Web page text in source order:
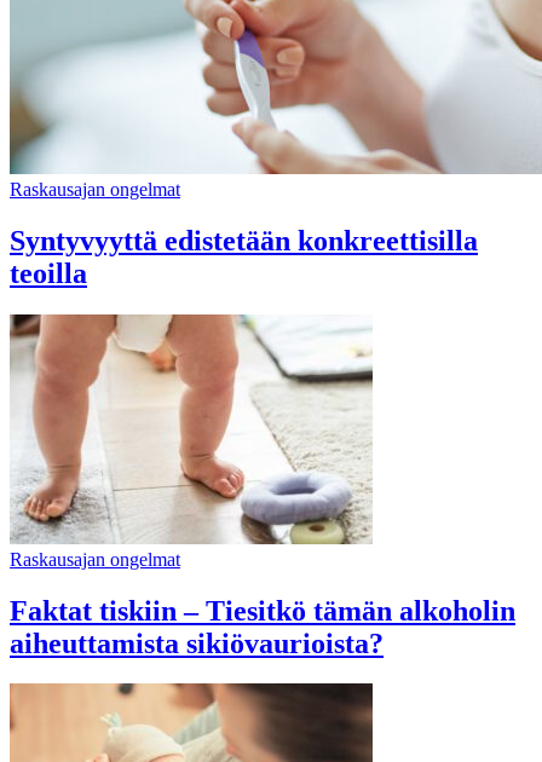
Raskausajan ongelmat
Syntyvyyttä edistetään konkreettisilla
teoilla
Raskausajan ongelmat
Faktat tiskiin – Tiesitkö tämän alkoholin
aiheuttamista sikiövaurioista?